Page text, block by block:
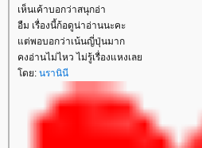
เห็นเค้าบอกว่าสนุกอ่า
อืม เรื่องนี้ก้อดูน่าอ่านนะคะ
ต่พอบอกว่าเน้นญี่ปุ่นมาก
คงอ่านไม่ไหว ไม่รู้เรื่องแหงเล
ดย: นรานินี